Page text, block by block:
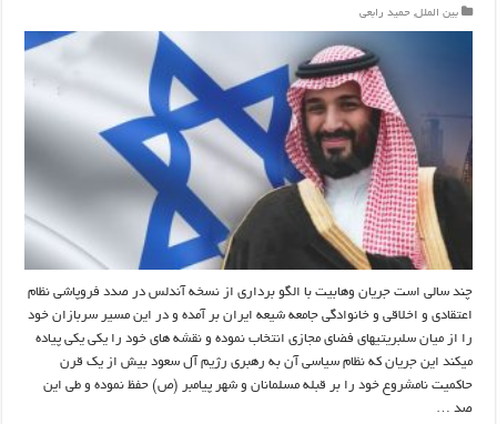
بین الملل, حمید رابعی
چند سالی است جریان وهابیت با الگو برداری از نسخه آندلس در صدد فروپاشی نظام
اعتقادی و اخلاقی و خانوادگی جامعه شیعه ایران بر آمده و در این مسیر سربازان خود
را از میان سلبریتیهای فضای مجازی انتخاب نموده و نقشه های خود را یکی یکی پیاده
میکند این جریان که نظام سیاسی آن به رهبری رژیم آل سعود بیش از یک قرن
حاکمیت نامشروع خود را بر قبله مسلمانان و شهر پیامبر (ص) حفظ نموده و طی این
صد …